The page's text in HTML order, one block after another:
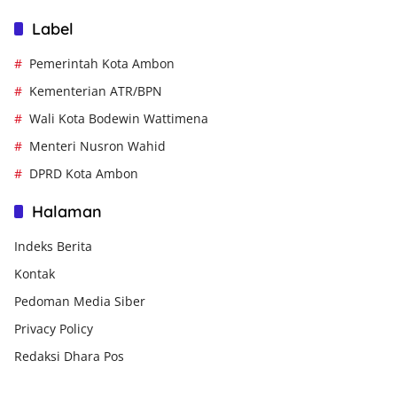
Label
Pemerintah Kota Ambon
Kementerian ATR/BPN
Wali Kota Bodewin Wattimena
Menteri Nusron Wahid
DPRD Kota Ambon
Halaman
Indeks Berita
Kontak
Pedoman Media Siber
Privacy Policy
Redaksi Dhara Pos